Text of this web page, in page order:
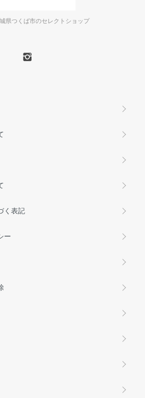
県つくば市のセレクトショップ
く表記
ー